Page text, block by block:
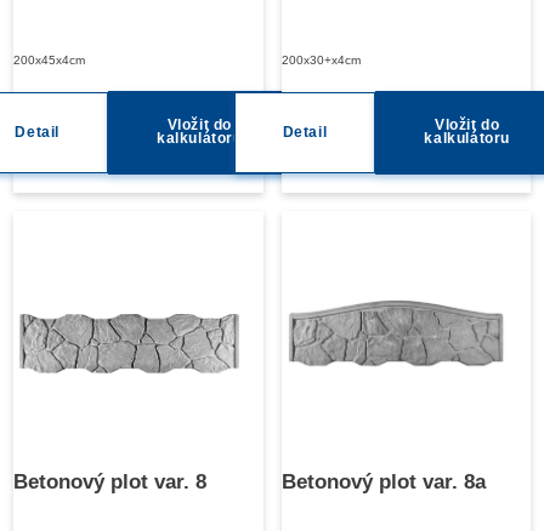
200x45x4cm
Detail
Vložit do
kalkulátoru
200x30+x4cm
Detail
Vložit do
kalkulátoru
Betonový plot var. 8 Betonový plot var. 8a